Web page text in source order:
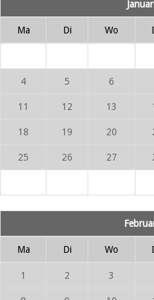
Ma Di Wo
4 5 6
11 12 13
18 19 20
25 26 27
Ma Di Wo
1 2 3